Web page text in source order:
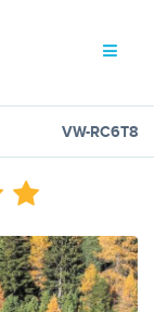
VW-RC6T8